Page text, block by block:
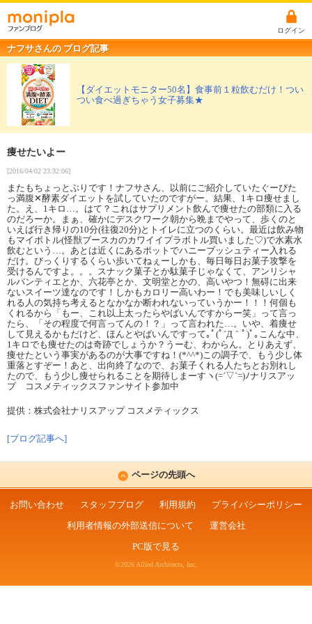
ログイン
ナフサさんの ブログ記事
【ダイエットモニター50名】食事前１粒飲むだけ！つい
つい食べ過ぎちゃう女子募集★
痩せたいよー
[2016/04/02 23:32:06]
またもちょっとぶりです！ナフサさん、以前にご紹介していたぐーぴた
っ満腹✕酵素ダイエットを試していたのですがー。結果、1キロ痩せまし
た。え、1キロ…。はて？これはサプリメント飲んで痩せたの部類に入る
のだろーか。まぁ、確かにデスクワーク朝から晩までやって、歩くのと
いえば行き帰りの10分(往復20分)とトイレに立つのくらい。最近は飲み物
もマイボトル(怪獣ブースカのカワイイプラボトル買いました♡)で水素水
飲むという…。あとは近くにあるポットでハニーブッシュティー入れる
だけ。びっくりするくらい歩いてねぇーしかも、毎日毎日お菓子攻撃を
受けるんですよ。。。スナック菓子とか駄菓子じゃなくて、アンリシャ
ルパンティエとか、六花亭とか、文明堂とかの、高いやつ！無碍に出来
ないスイーツ達なのです！しかもカロリー高いわー！でも美味しいしく
れる人の気持ち考えるとなかなか断われないっていうかー！！！何個も
くれるから「もー、これ以上太ったらやばいんですからー笑」って言っ
たら、「その程度で何言ってんの！？」って言われた…。いや、着痩せ
して見えるかもだけど、ほんとやばいんですって｡ﾟ(ﾟ´Д｀ﾟ)ﾟ｡こんな中、
1キロでも痩せたのは奇跡でしょうか？うーむ、わからん。とりあえず、
痩せたという事実があるのが大事ですね！(*^^*)この調子で、もう少し体
重落とすぞー！あと、出向終了なので、お菓子くれる人たちとお別れし
たので、もう少し痩せられることを期待しまーすヽ(=´▽`=)ﾉナリスアッ
プ コスメティックスファンサイト参加中
提供：株式会社ナリスアップ コスメティックス
[ブログ記事へ]
ページの先頭へ
お問い合わせ スタッフブログ 利用規約
プライバシーポリシー
利用者情報の外部送信について
運営会社
PC版で見る
©2026 Allied Architects, Inc.